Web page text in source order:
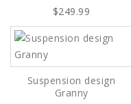
$249.99
Suspension design
Granny